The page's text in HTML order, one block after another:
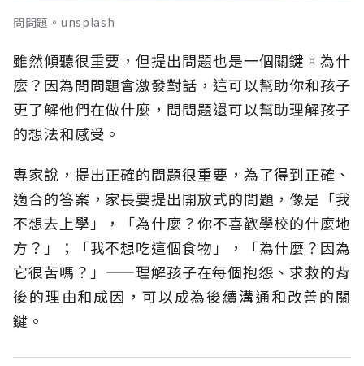
問問題。unsplash
雖然傾聽很重要，但提出問題也是一個關鍵。為什
麼？因為問問題會激發對話，這可以幫助你和孩子
更了解他們在做什麼，問問題還可以幫助理解孩子
的想法和感受。
專家說，提出正確的問題很重要，為了得到正確、
適合的答案，家長要提出開放式的問題，像是「我
不想去上學」，「為什麼？你不喜歡學校的什麼地
方？」；「我不想吃這個食物」，「為什麼？因為
它很苦嗎？」——理解孩子在每個抱怨、求救的背
後的理由和成因，可以成為後續溝通和改善的關
鍵。